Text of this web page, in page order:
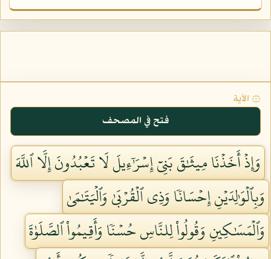
۞ الآية
فتح في المصحف
وَإِذۡ أَخَذۡنَا مِيثَٰقَ بَنِيٓ إِسۡرَٰٓءِيلَ لَا تَعۡبُدُونَ إِلَّا ٱللَّهَ
وَبِٱلۡوَٰلِدَيۡنِ إِحۡسَانٗا وَذِي ٱلۡقُرۡبَىٰ وَٱلۡيَتَٰمَىٰ
وَٱلۡمَسَٰكِينِ وَقُولُواْ لِلنَّاسِ حُسۡنٗا وَأَقِيمُواْ ٱلصَّلَوٰةَ